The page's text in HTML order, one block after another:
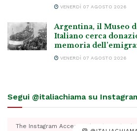
VENERDÌ 07 AGOSTO 2026
Argentina, il Museo
Italiano cerca
memoria
VENERDÌ 07 AGOSTO 2026
Segui @italiachiama su
The Instagram Access Token is